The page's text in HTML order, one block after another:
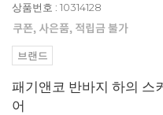
상품번호 : 10314128
브랜드
패기앤코 반바지 하의 스
어